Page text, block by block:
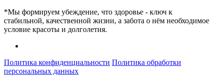
*Мы формируем убеждение, что здоровье - ключ к
стабильной, качественной жизни, а забота о нём необходимое
условие красоты и долголетия.
Политика конфиденциальности Политика обработки
персональных данных